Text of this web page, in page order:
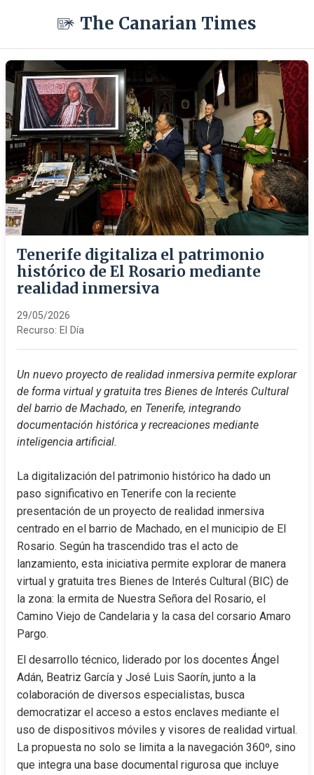
The Canarian Times
Tenerife digitaliza el patrimonio
histórico de El Rosario mediante
realidad inmersiva
29/05/2026
Recurso: El Día
Un nuevo proyecto de realidad inmersiva permite explorar
de forma virtual y gratuita tres Bienes de Interés Cultural
del barrio de Machado, en Tenerife, integrando
documentación histórica y recreaciones mediante
inteligencia artificial.
La digitalización del patrimonio histórico ha dado un
paso significativo en Tenerife con la reciente
presentación de un proyecto de realidad inmersiva
centrado en el barrio de Machado, en el municipio de El
Rosario. Según ha trascendido tras el acto de
lanzamiento, esta iniciativa permite explorar de manera
virtual y gratuita tres Bienes de Interés Cultural (BIC) de
la zona: la ermita de Nuestra Señora del Rosario, el
Camino Viejo de Candelaria y la casa del corsario Amaro
Pargo.
El desarrollo técnico, liderado por los docentes Ángel
Adán, Beatriz García y José Luis Saorín, junto a la
colaboración de diversos especialistas, busca
democratizar el acceso a estos enclaves mediante el
uso de dispositivos móviles y visores de realidad virtual.
La propuesta no solo se limita a la navegación 360º, sino
que integra una base documental rigurosa que incluye